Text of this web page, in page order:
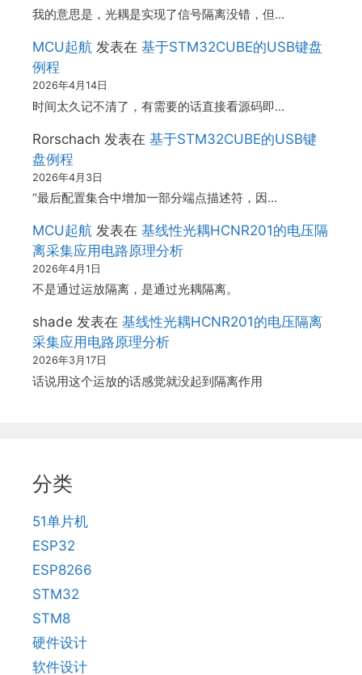
我的意思是，光耦是实现了信号隔离没错，但…
MCU起航 发表在 基于STM32CUBE的USB键盘
例程
2026年4月14日
时间太久记不清了，有需要的话直接看源码即…
Rorschach 发表在 基于STM32CUBE的USB键
盘例程
2026年4月3日
“最后配置集合中增加一部分端点描述符，因…
MCU起航 发表在 基线性光耦HCNR201的电压隔
离采集应用电路原理分析
2026年4月1日
不是通过运放隔离，是通过光耦隔离。
shade 发表在 基线性光耦HCNR201的电压隔离
采集应用电路原理分析
2026年3月17日
话说用这个运放的话感觉就没起到隔离作用
分类
51单片机
ESP32
ESP8266
STM32
STM8
硬件设计
软件设计